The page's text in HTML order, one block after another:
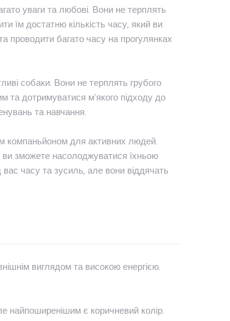
уваги та любові. Вони не терплять
їм достатню кількість часу, який ви
проводити багато часу на прогулянках
собаки. Вони не терплять грубого
та дотримуватися м'якого підходу до
та навчання.
компаньйоном для активних людей.
ви зможете насолоджуватися їхньою
часу та зусиль, але вони віддячать
виглядом та високою енергією.
найпоширенішим є коричневий колір.